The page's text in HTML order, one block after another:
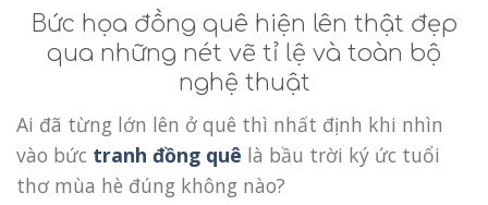
Bức họa đồng quê hiện lên thật đẹp
qua những nét vẽ tỉ lệ và toàn bộ
nghệ thuật
Ai đã từng lớn lên ở quê thì nhất định khi nhìn
vào bức tranh đồng quê là bầu trời ký ức tuổi
thơ mùa hè đúng không nào?